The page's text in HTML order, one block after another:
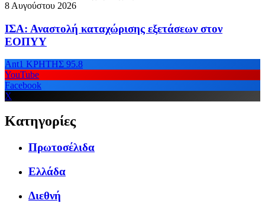
8 Αυγούστου 2026
ΙΣΑ: Αναστολή καταχώρισης εξετάσεων στον
ΕΟΠΥΥ
Ant1 ΚΡΗΤΗΣ 95.8
YouTube
Facebook
X
Κατηγορίες
Πρωτοσέλιδα
Ελλάδα
Διεθνή